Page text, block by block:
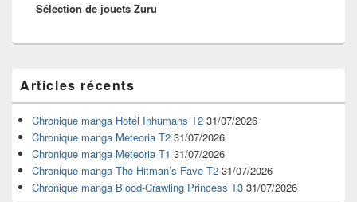
suivant :
Sélection de jouets Zuru
principale
de
widget
pour
barre
latérale
Articles récents
Chronique manga Hotel Inhumans T2 31/07/2026
Chronique manga Meteoria T2 31/07/2026
Chronique manga Meteoria T1 31/07/2026
Chronique manga The Hitman’s Fave T2 31/07/2026
Chronique manga Blood-Crawling Princess T3 31/07/2026